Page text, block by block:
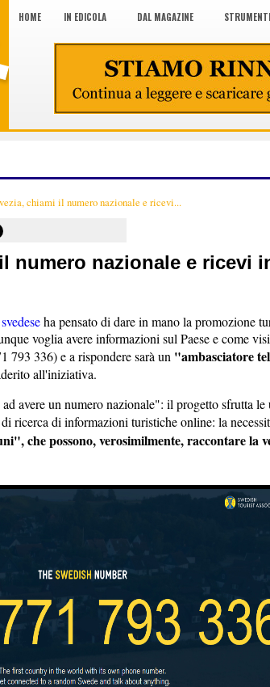
HOME IN EDICOLA DAL MAGAZINE STRUMENTI
chiami il numero nazionale e ricevi...
numero nazionale e ricevi
ha pensato di dare in mano la promozione
voglia avere informazioni sul Paese e come
793 336) e a rispondere sarà un "ambasciatore
all'iniziativa.
avere un numero nazionale": il progetto sfrutta
ricerca di informazioni turistiche online: la
che possono, verosimilmente, raccontare la